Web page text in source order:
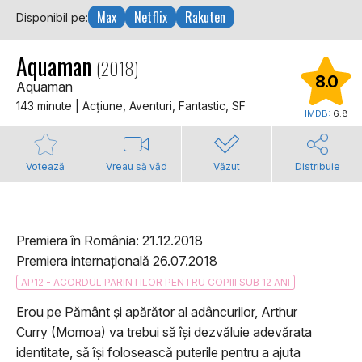
Disponibil pe: Max Netflix Rakuten
Aquaman (2018)
Aquaman
143 minute | Acţiune, Aventuri, Fantastic, SF
8.0
IMDB: 6.8
Votează Vreau să văd Văzut Distribuie
Premiera în România: 21.12.2018
Premiera internațională 26.07.2018
AP12 - ACORDUL PARINTILOR PENTRU COPIII SUB 12 ANI
Erou pe Pământ şi apărător al adâncurilor, Arthur
Curry (Momoa) va trebui să îşi dezvăluie adevărata
identitate, să îşi folosească puterile pentru a ajuta